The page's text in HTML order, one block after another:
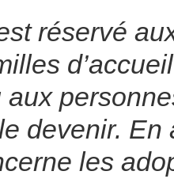
réservé
aux
devenir. En
les